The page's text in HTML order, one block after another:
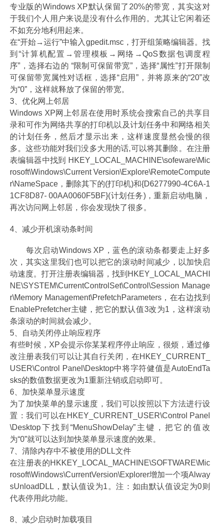
专业版的Windows XP默认保留了20%的带宽，其实这对
于我们个人用户来说是没有什么作用的。尤其让它闲着还
不如充分地利用起来。
在“开始→运行”中输入gpedit.msc，打开组策略编辑器。找
到“计算机配置→管理模板→网络→QoS数据包调度程
序”，选择右边的 “限制可保留带宽”，选择“属性”打开限制
可保留带宽属性对话框，选择“启用”，并将原来的“20”改
为“0”，这样就释放了保留的带宽。
3、优化网上邻居
Windows XP网上邻居在使用时系统会搜索自己的共享目
录和可作为网络共享的打印机以及计划任务中和网络相关
的计划任务，然后才显示出来，这样速度显然会慢的很
多。这些功能对我们没多大用的话,可以将其删除。在注册
表编辑器中找到 HKEY_LOCAL_MACHINE\sofeware\Mic
rosoft\Windows\Current Version\Explore\RemoteCompute
r\NameSpace，删除其下的(打印机)和{D6277990-4C6A-1
1CF8D87- 00AA0060F5BF}(计划任务)，重新启动电脑，
再次访问网上邻居，你会发现快了很多。
4、减少开机滚动条时间
每次启动Windows XP，蓝色的滚动条都要走上好多
次，其实这里我们也可以把它的滚动时间减少，以加快启
动速度。打开注册表编辑器，找到HKEY_LOCAL_MACHI
NE\SYSTEM\CurrentControlSet\Control\Session Manage
r\Memory Management\PrefetchParameters，在右边找到
EnablePrefetcher主键，把它的默认值3改为1，这样滚动
条滚动的时间就会减少。
5、自动关闭停止响应程序
有些时候，XP会提示你某某程序停止响应，很烦，通过修
改注册表我们可以让其自行关闭，在HKEY_CURRENT_
USER\Control Panel\Desktop中将字符健值是AutoEndTa
sks的数值数据更改为1重新注销或启动即可。
6、加快菜单显示速度
为了加快菜单的显示速度，我们可以按照以下方法进行设
置：我们可以在HKEY_CURRENT_USER\Control Panel
\Desktop下找到“MenuShowDelay”主键，把它的值改
为“0”就可以达到加快菜单显示速度的效果。
7、清除内存中不被使用的DLL文件
在注册表的HKKEY_LOCAL_MACHINE\SOFTWARE\Mic
rosoft\Windows\CurrentVersion\Explorer增加一个项Alway
sUnloadDLL，默认值设为1。注：如由默认值设定为0则
代表停用此功能。
8、减少启动时加载项目